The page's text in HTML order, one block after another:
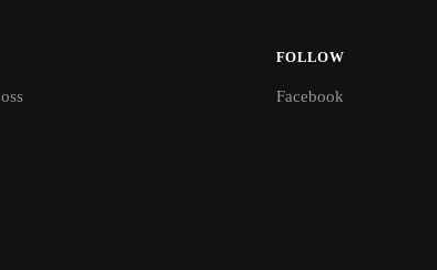
FOLLOW
Facebook